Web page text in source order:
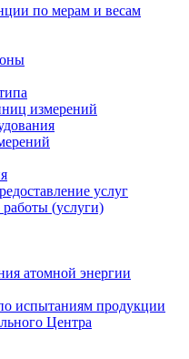
по мерам и весам
измерений
услуг
(услуги)
атомной энергии
испытаниям продукции
Центра